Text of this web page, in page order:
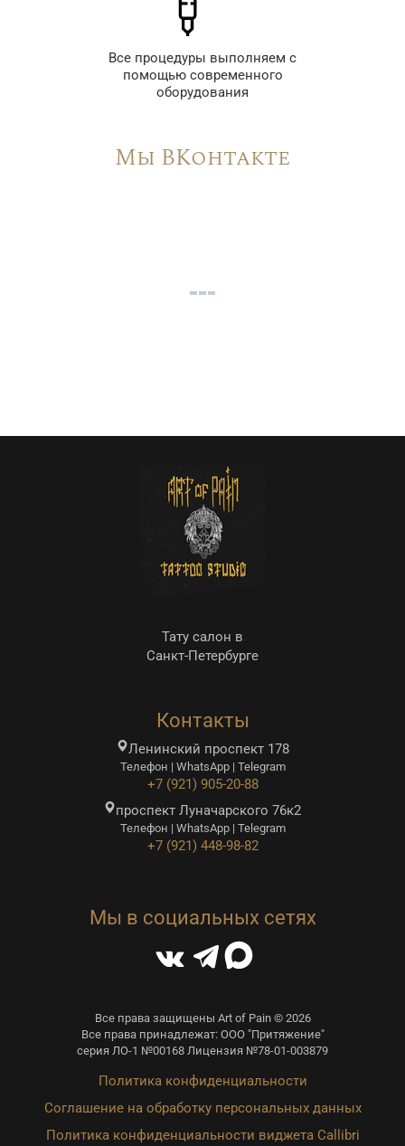
Все процедуры выполняем с
помощью современного
оборудования
Мы ВКонтакте
Тату салон в
Санкт-Петербурге
Контакты
Ленинский проспект 178
Телефон | WhatsApp | Telegram
+7 (921) 905-20-88
проспект Луначарского 76к2
Телефон | WhatsApp | Telegram
+7 (921) 448-98-82
Мы в социальных сетях
Все права защищены Art of Pain © 2026
Все права принадлежат: ООО "Притяжение"
серия ЛО-1 №00168 Лицензия №78-01-003879
Политика конфиденциальности
Соглашение на обработку персональных данных
Политика конфиденциальности виджета Callibri